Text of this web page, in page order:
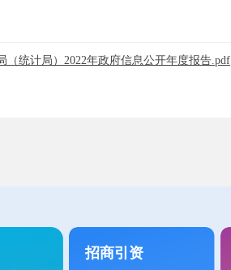
统计局）2022年政府信息公开年度报告.pdf
招商引资